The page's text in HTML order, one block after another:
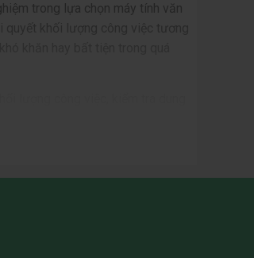
trong lựa chọn máy tính văn
hạn như máy tính đồng bộ